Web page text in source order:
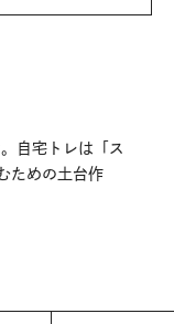
自宅トレは「ス
ための土台作